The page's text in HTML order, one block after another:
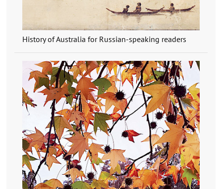
History of Australia for Russian-speaking readers